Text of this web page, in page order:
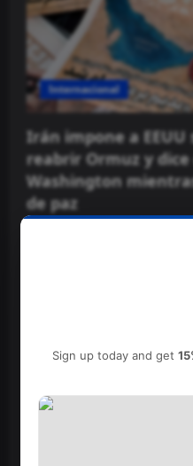
Internacional
Irán impone a
reabrir Ormuz y
Washington
de paz
Sign up today and get